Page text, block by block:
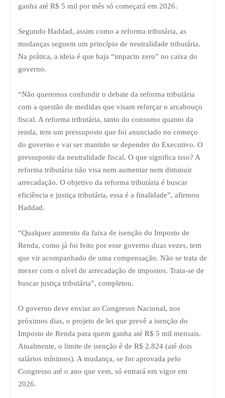
ganha até R$ 5 mil por mês só começará em 2026.
Segundo Haddad, assim como a reforma tributária, as
mudanças seguem um princípio de neutralidade tributária.
Na prática, a ideia é que haja “impacto zero” no caixa do
governo.
“Não queremos confundir o debate da reforma tributária
com a questão de medidas que visam reforçar o arcabouço
fiscal. A reforma tributária, tanto do consumo quanto da
renda, tem um pressuposto que foi anunciado no começo
do governo e vai ser mantido se depender do Executivo. O
pressuposto da neutralidade fiscal. O que significa isso? A
reforma tributária não visa nem aumentar nem diminuir
arrecadação. O objetivo da reforma tributária é buscar
eficiência e justiça tributária, essa é a finalidade”, afirmou
Haddad.
“Qualquer aumento da faixa de isenção do Imposto de
Renda, como já foi feito por esse governo duas vezes, tem
que vir acompanhado de uma compensação. Não se trata de
mexer com o nível de arrecadação de impostos. Trata-se de
buscar justiça tributária”, completou.
O governo deve enviar ao Congresso Nacional, nos
próximos dias, o projeto de lei que prevê a isenção do
Imposto de Renda para quem ganha até R$ 5 mil mensais.
Atualmente, o limite de isenção é de R$ 2.824 (até dois
salários mínimos). A mudança, se for aprovada pelo
Congresso até o ano que vem, só entrará em vigor em
2026.